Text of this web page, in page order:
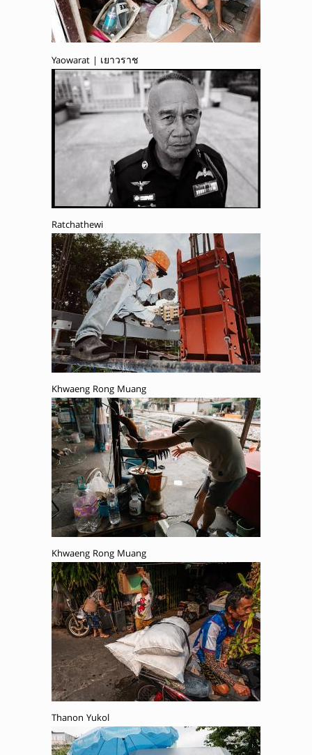
Yaowarat | เยาวราช
Ratchathewi
Khwaeng Rong Muang
Khwaeng Rong Muang
Thanon Yukol